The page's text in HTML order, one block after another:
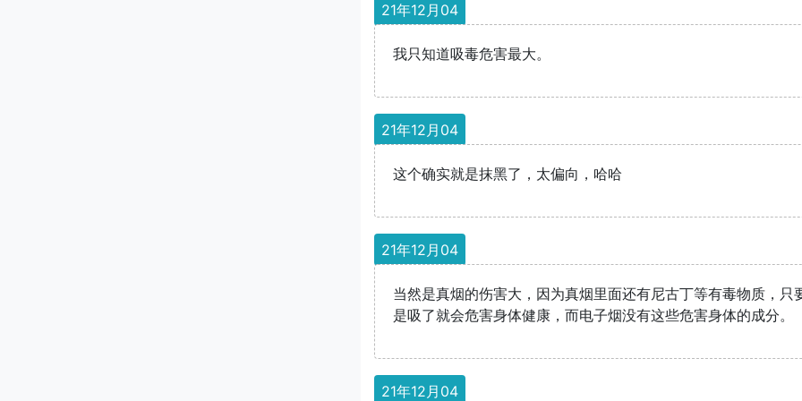
21年12月04
我只知道吸毒危害最大。
21年12月04
这个确实就是抹黑了，太偏向，哈哈
21年12月04
当然是真烟的伤害大，因为真烟里面还有尼古丁等有毒物质，只
是吸了就会危害身体健康，而电子烟没有这些危害身体的成分。
21年12月04